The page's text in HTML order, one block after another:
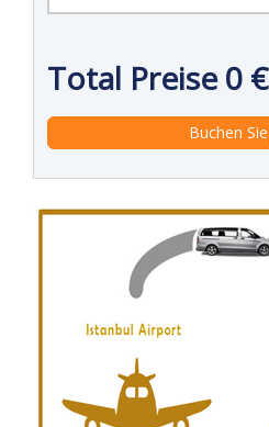
Total Preise0 €